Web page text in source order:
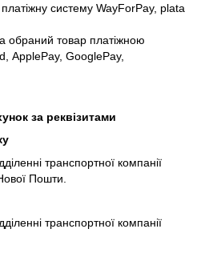
систему WayForPay, plata
обраний товар платіжною
ApplePay, GooglePay,
за реквізитами
транспортної компанії
Пошти.
транспортної компанії